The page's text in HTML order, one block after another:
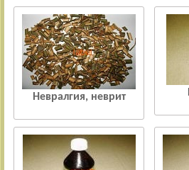
Невралгия, неврит